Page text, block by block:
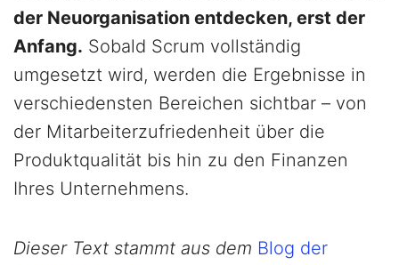
der Neuorganisation entdecken, erst der
Anfang. Sobald Scrum vollständig
umgesetzt wird, werden die Ergebnisse in
verschiedensten Bereichen sichtbar – von
der Mitarbeiterzufriedenheit über die
Produktqualität bis hin zu den Finanzen
Ihres Unternehmens.
Dieser Text stammt aus dem Blog der